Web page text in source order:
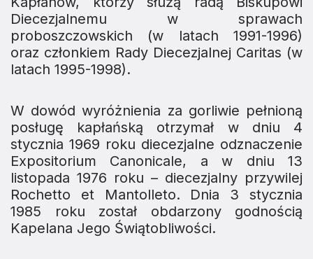
Diecezjalnemu w sprawach
proboszczowskich (w latach 1991-1996)
oraz członkiem Rady Diecezjalnej Caritas (w
latach 1995-1998).
W dowód wyróżnienia za gorliwie pełnioną
posługę kapłańską otrzymał w dniu 4
stycznia 1969 roku diecezjalne odznaczenie
Expositorium Canonicale, a w dniu 13
listopada 1976 roku – diecezjalny przywilej
Rochetto et Mantolleto. Dnia 3 stycznia
1985 roku został obdarzony godnością
Kapelana Jego Świątobliwości.